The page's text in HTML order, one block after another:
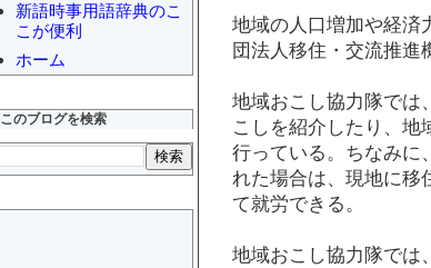
地域の人口増加や経済
団法人移住・交流推進
地域おこし協力隊では
こしを紹介したり、地
行っている。ちなみに
れた場合は、現地に移
て就労できる。
地域おこし協力隊では
新語時事用語辞典のこ
こが便利
ホーム
このブログを検索